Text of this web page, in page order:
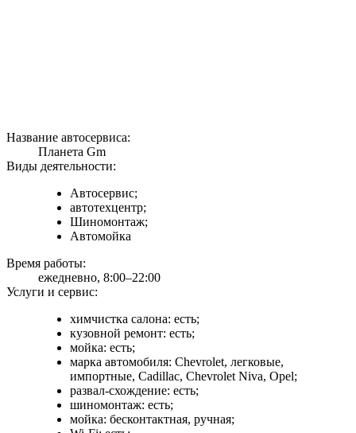
Название автосервиса:
Планета Gm
Виды деятельности:
Автосервис;
автотехцентр;
Шиномонтаж;
Автомойка
Время работы:
ежедневно, 8:00–22:00
Услуги и сервис:
химчистка салона: есть;
кузовной ремонт: есть;
мойка: есть;
марка автомобиля: Chevrolet, легковые,
импортные, Cadillac, Chevrolet Niva, Opel;
развал-схождение: есть;
шиномонтаж: есть;
мойка: бесконтактная, ручная;